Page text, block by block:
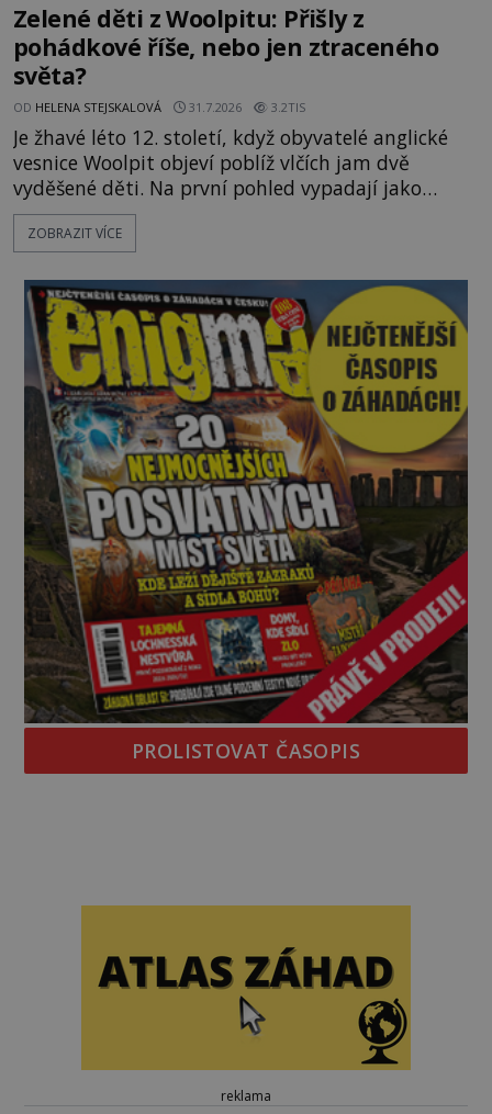
Zelené děti z Woolpitu: Přišly z
pohádkové říše, nebo jen ztraceného
světa?
OD HELENA STEJSKALOVÁ 31.7.2026 3.2TIS
Je žhavé léto 12. století, když obyvatelé anglické
vesnice Woolpit objeví poblíž vlčích jam dvě
vyděšené děti. Na první pohled vypadají jako
každé jiné, až na jednu děsivou výjimku. Jejich
kůže má nazelenalý odstín, mluví
kromě syrových bobů. Příběh se rychle stává
jednou z největších záhad středověké Anglie a ani
po téměř devíti stech letech není
ZOBRAZIT VÍCE
PROLISTOVAT ČASOPIS
reklama